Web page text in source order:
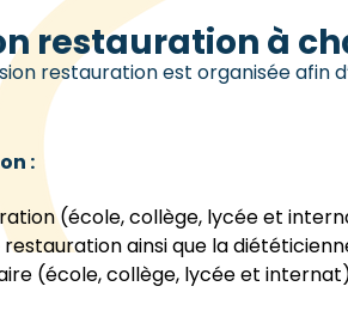
restauration à
restauration est organisée afin
:
(école, collège, lycée et
ainsi que la
(école, collège, lycée et